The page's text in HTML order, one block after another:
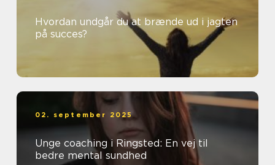
Hvordan undgår du at brænde ud i jagten
på succes?
02. september 2025
Unge coaching i Ringsted: En vej til
bedre mental sundhed